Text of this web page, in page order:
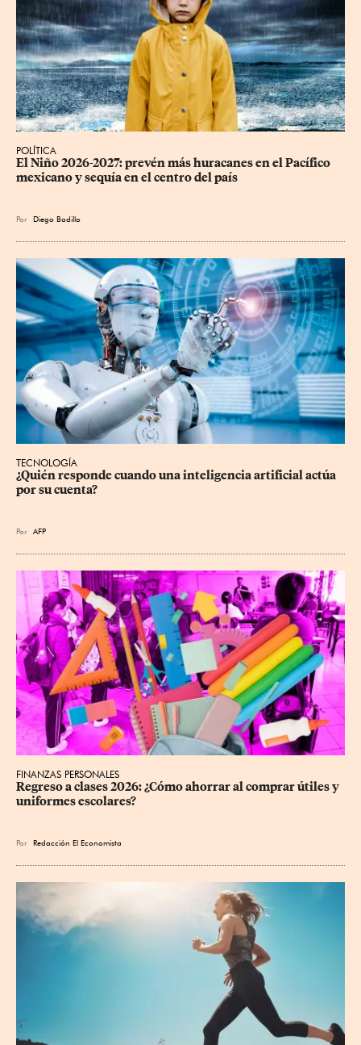
POLÍTICA
El Niño 2026-2027: prevén más huracanes en el Pacífico
mexicano y sequía en el centro del país
Por Diego Badillo
TECNOLOGÍA
¿Quién responde cuando una inteligencia artificial actúa
por su cuenta?
Por AFP
FINANZAS PERSONALES
Regreso a clases 2026: ¿Cómo ahorrar al comprar útiles y
uniformes escolares?
Por Redacción El Economista